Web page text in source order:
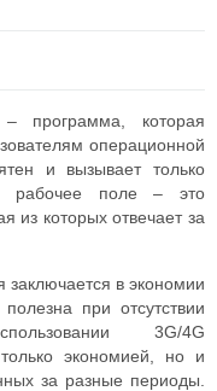
программа, которая
операционной
и вызывает только
рабочее поле – это
из которых отвечает за
в экономии
при отсутствии
3G/4G
экономией, но и
за разные периоды.